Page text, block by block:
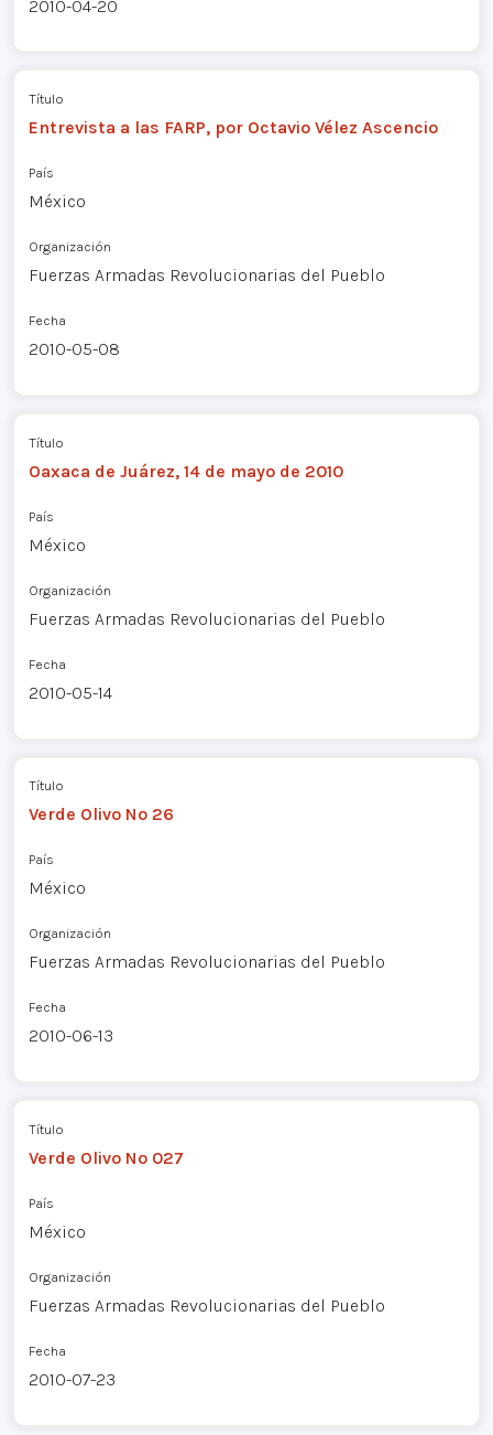
2010-04-20
Título
Entrevista a las FARP, por Octavio Vélez Ascencio
País
México
Organización
Fuerzas Armadas Revolucionarias del Pueblo
Fecha
2010-05-08
Título
Oaxaca de Juárez, 14 de mayo de 2010
País
México
Organización
Fuerzas Armadas Revolucionarias del Pueblo
Fecha
2010-05-14
Título
Verde Olivo Nº 26
País
México
Organización
Fuerzas Armadas Revolucionarias del Pueblo
Fecha
2010-06-13
Título
Verde Olivo Nº 027
País
México
Organización
Fuerzas Armadas Revolucionarias del Pueblo
Fecha
2010-07-23